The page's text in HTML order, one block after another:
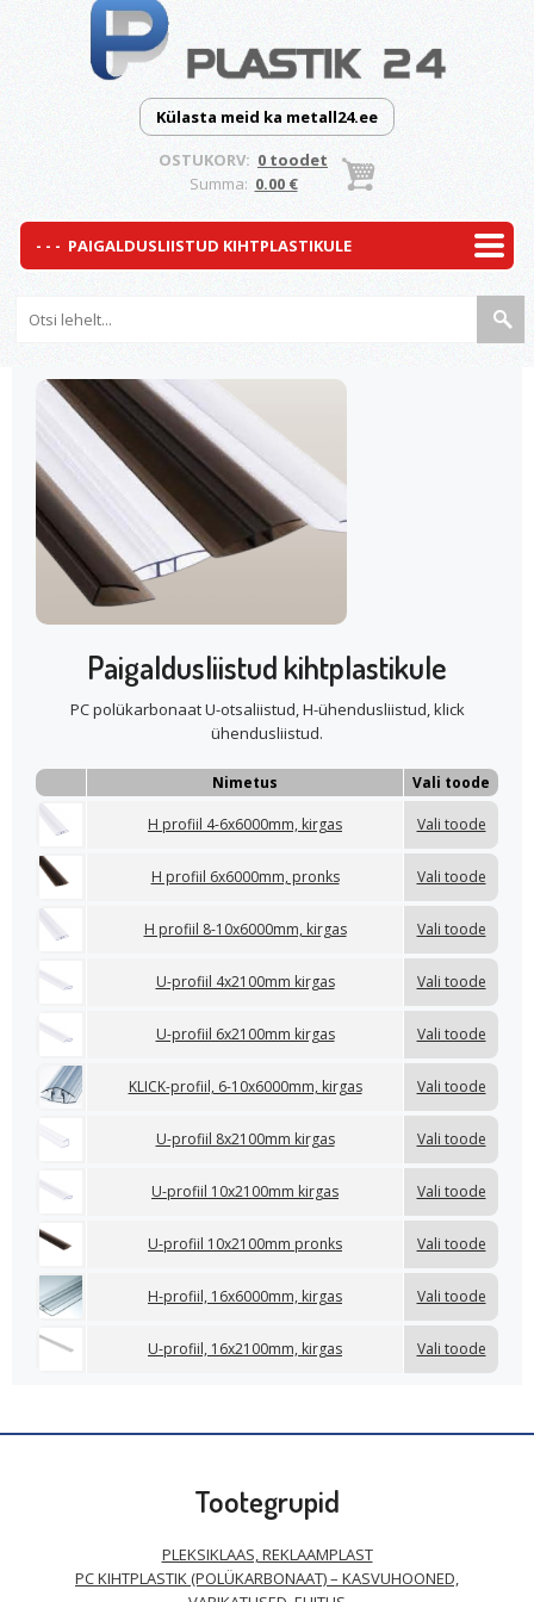
Külasta meid ka metall24.ee
OSTUKORV: 0 toodet
Summa: 0.00 €
Paigaldusliistud kihtplastikule
PC polükarbonaat U-otsaliistud, H-ühendusliistud, klick
ühendusliistud.
Nimetus Vali toode
H profiil 4-6x6000mm, kirgas Vali toode
H profiil 6x6000mm, pronks Vali toode
H profiil 8-10x6000mm, kirgas Vali toode
U-profiil 4x2100mm kirgas Vali toode
U-profiil 6x2100mm kirgas Vali toode
KLICK-profiil, 6-10x6000mm, kirgas Vali toode
U-profiil 8x2100mm kirgas Vali toode
U-profiil 10x2100mm kirgas Vali toode
U-profiil 10x2100mm pronks Vali toode
H-profiil, 16x6000mm, kirgas Vali toode
U-profiil, 16x2100mm, kirgas Vali toode
Tootegrupid
PLEKSIKLAAS, REKLAAMPLAST
PC KIHTPLASTIK (POLÜKARBONAAT) – KASVUHOONED,